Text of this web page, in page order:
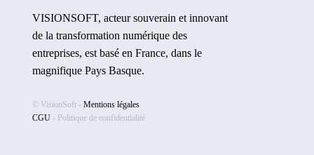
VISIONSOFT, acteur souverain et innovant
de la transformation numérique des
entreprises, est basé en France, dans le
magnifique Pays Basque.
© VisionSoft -Mentions légales
CGU - Politique de confidentialité